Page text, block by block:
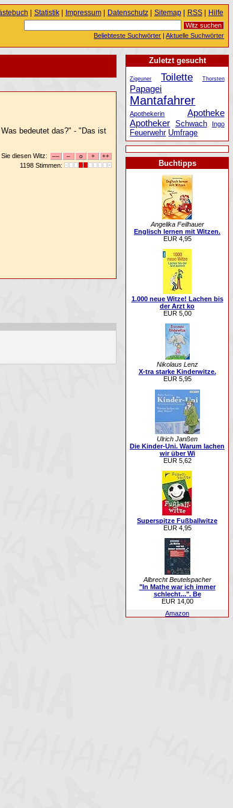
bedeutet das?" - "Das ist
diesen Witz:
1198 Stimmen:
| Statistik| Impressum| Datenschutz| Sitemap| RSS| Hilfe
Beliebteste Suchwörter |Aktuelle Suchwörter
Zuletzt gesucht
Zigeuner Toilette Thorsten
Papagei
Mantafahrer
Apothekerin
Apotheke
Apotheker Schwach Ingo
Feuerwehr Umfrage
Buchtipps
Angelika Feilhauer
Englisch lernen mit Witzen.
EUR 4,95
1.000 neue Witze! Lachen bis
der Arzt ko
EUR 5,00
Nikolaus Lenz
X-tra starke Kinderwitze.
EUR 5,95
Ulrich Janßen
Die Kinder-Uni. Warum lachen
wir über Wi
EUR 5,62
Superspitze Fußballwitze
EUR 4,95
Albrecht Beutelspacher
"In Mathe war ich immer
schlecht...". Be
EUR 14,00
Amazon